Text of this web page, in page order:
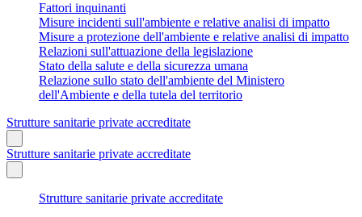
Fattori inquinanti
Misure incidenti sull'ambiente e relative analisi di impatto
Misure a protezione dell'ambiente e relative analisi di impatto
Relazioni sull'attuazione della legislazione
Stato della salute e della sicurezza umana
Relazione sullo stato dell'ambiente del Ministero
dell'Ambiente e della tutela del territorio
Strutture sanitarie private accreditate
Strutture sanitarie private accreditate
Strutture sanitarie private accreditate